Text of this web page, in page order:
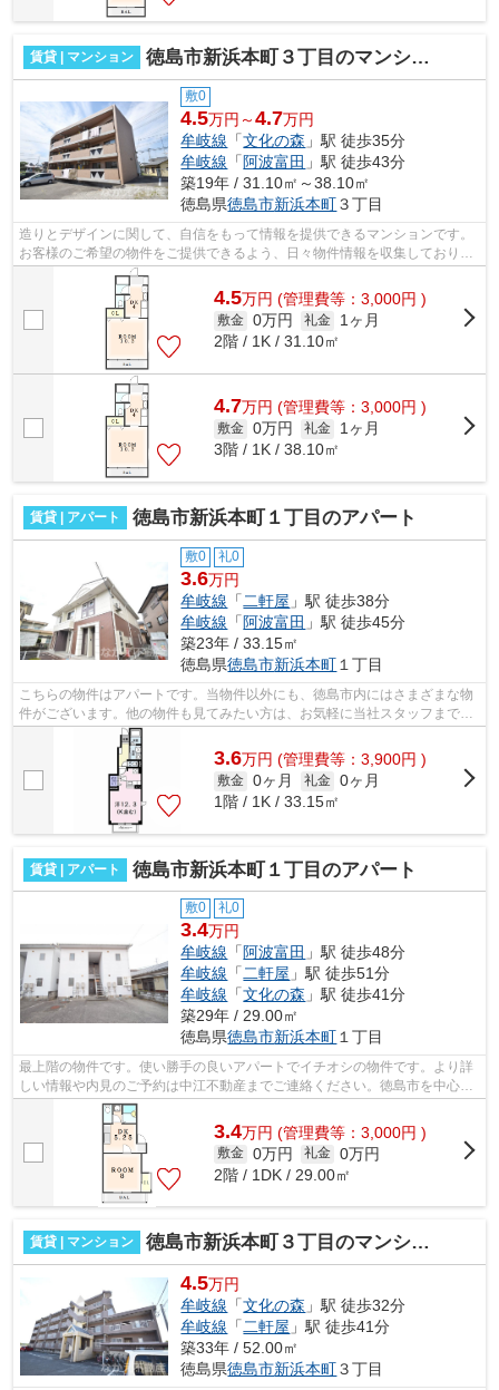
賃貸 | マンション 徳島市新浜本町３丁目のマンション
敷0
4.5万円～4.7万円
牟岐線 「文化の森 」駅 徒歩35分
牟岐線 「 阿波富田 」駅 徒歩43分
築19年 / 31.10㎡～38.10㎡
徳島県徳島市新浜本町３丁目
造りとデザインに関して、自信をもって情報を提供できるマンションです。
お客様のご希望の物件をご提供できるよう、日々物件情報を収集しておりま
す。物件をお探しの方はぜひ当社へお...
4.5万円 (管理費等：3,000円 )
敷金 0万円 礼金
1ヶ月
2階 / 1K / 31.10㎡
4.7万円 (管理費等：3,000円 )
敷金 0万円 礼金
1ヶ月
3階 / 1K / 38.10㎡
賃貸 | アパート 徳島市新浜本町１丁目のアパート
敷0 礼0
3.6万円
牟岐線 「 二軒屋 」駅 徒歩38分
牟岐線 「 阿波富田 」駅 徒歩45分
築23年 / 33.15㎡
徳島県徳島市新浜本町 １丁目
こちらの物件はアパートです。当物件以外にも、徳島市内にはさまざまな物
件がございます。他の物件も見てみたい方は、お気軽に当社スタッフまでお
問い合わせください。
3.6万円 (管理費等：3,900円 )
敷金 0ヶ月 礼金 0ヶ月
1階 / 1K / 33.15㎡
賃貸 | アパート 徳島市新浜本町１丁目のアパート
敷0 礼0
3.4万円
牟岐線 「 阿波富田 」駅 徒歩48分
牟岐線 「二軒屋 」駅 徒歩51分
牟岐線 「文化の森 」駅 徒歩41分
築29年 / 29.00㎡
徳島県徳島市新浜本町１丁目
最上階の物件です。使い勝手の良いアパートでイチオシの物件です。より詳
しい情報や内見のご予約は中江不動産までご連絡ください。徳島市を中心に
不動産情報を数多くご紹介しています。
3.4万円 (管理費等：3,000円 )
敷金 0万円 礼金 0万円
2階 / 1DK / 29.00㎡
賃貸 | マンション 徳島市新浜本町３丁目のマンション
4.5万円
牟岐線 「文化の森 」駅 徒歩32分
牟岐線 「二軒屋 」駅 徒歩41分
築33年 / 52.00㎡
徳島県徳島市新浜本町３丁目